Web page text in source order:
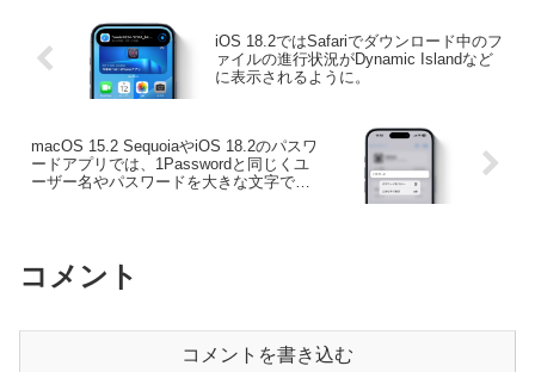
iOS 18.2ではSafariでダウンロード中のフ
ァイルの進行状況がDynamic Islandなど
に表示されるように。
macOS 15.2 SequoiaやiOS 18.2のパスワ
ードアプリでは、1Passwordと同じくユ
ーザー名やパスワードを大きな文字で表
コメント
コメントを書き込む